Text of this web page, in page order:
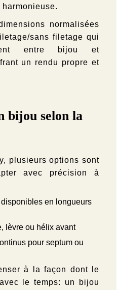
normalisées
sans filetage qui
entre bijou et
un rendu propre et
bijou selon la
plusieurs options sont
avec précision à
disponibles en longueurs
lèvre ou hélix avant
pour septum ou
à la façon dont le
le temps: un bijou